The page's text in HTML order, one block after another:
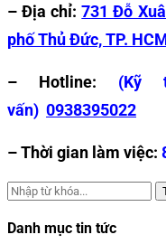
– Địa chỉ: 731 Đỗ
phố Thủ Đức, TP.
– Hotline: (Kỹ
vấn) 0938395022
– Thời gian làm việc:
Danh mục tin tức